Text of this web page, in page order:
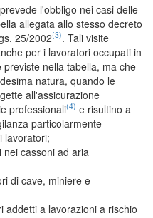
l'obbligo nei casi delle
allegata allo stesso decreto
25/2002(3). Tali visite
per i lavoratori occupati in
nella tabella, ma che
natura, quando le
all'assicurazione
professionali(4) e risultino a
particolarmente
lavoratori;
nei cassoni ad aria
di cave, miniere e
addetti a lavorazioni a rischio